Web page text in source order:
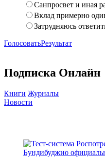
Санпросвет и иная
Вклад примерно
Затрудняюсь
ГолосоватьРезультат
Подписка Онлайн
Книги Журналы
Новости